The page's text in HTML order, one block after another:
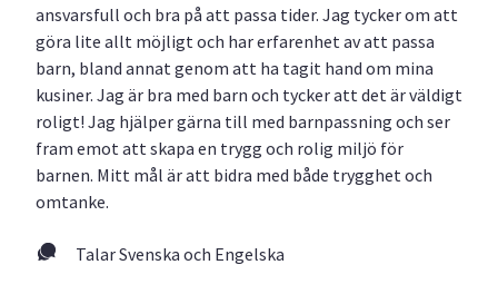
ansvarsfull och bra på att passa tider. Jag tycker om att
göra lite allt möjligt och har erfarenhet av att passa
barn, bland annat genom att ha tagit hand om mina
kusiner. Jag är bra med barn och tycker att det är väldigt
roligt! Jag hjälper gärna till med barnpassning och ser
fram emot att skapa en trygg och rolig miljö för
barnen. Mitt mål är att bidra med både trygghet och
omtanke.
Talar Svenska och Engelska